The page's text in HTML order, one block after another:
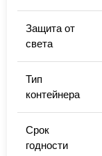
Защита от
света
Тип
контейнера
Срок
годности